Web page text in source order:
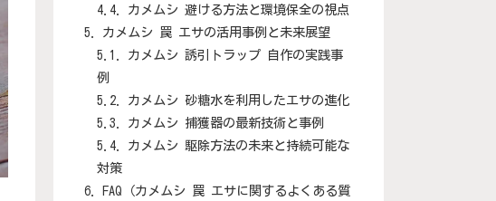
カメムシ 避ける方法と環境保全の視点
カメムシ 罠 エサの活用事例と未来展望
カメムシ 誘引トラップ 自作の実践事
例
カメムシ 砂糖水を利用したエサの進化
カメムシ 捕獲器の最新技術と事例
カメムシ 駆除方法の未来と持続可能な
対策
FAQ（カメムシ 罠 エサに関するよくある質